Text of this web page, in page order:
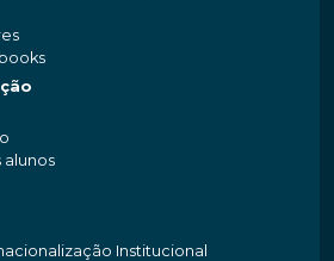
alunos
Institucional